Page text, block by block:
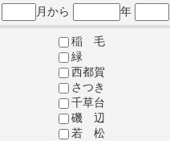
月から 年
稲 毛
緑
西都賀
さつき
千草台
磯 辺
若 松